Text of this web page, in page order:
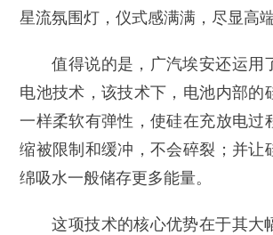
星流氛围灯，仪式感满满，尽显高端
值得说的是，广汽埃安还运用
电池技术，该技术下，电池内部的
一样柔软有弹性，使硅在充放电过
缩被限制和缓冲，不会碎裂；并让
绵吸水一般储存更多能量。
这项技术的核心优势在于其大